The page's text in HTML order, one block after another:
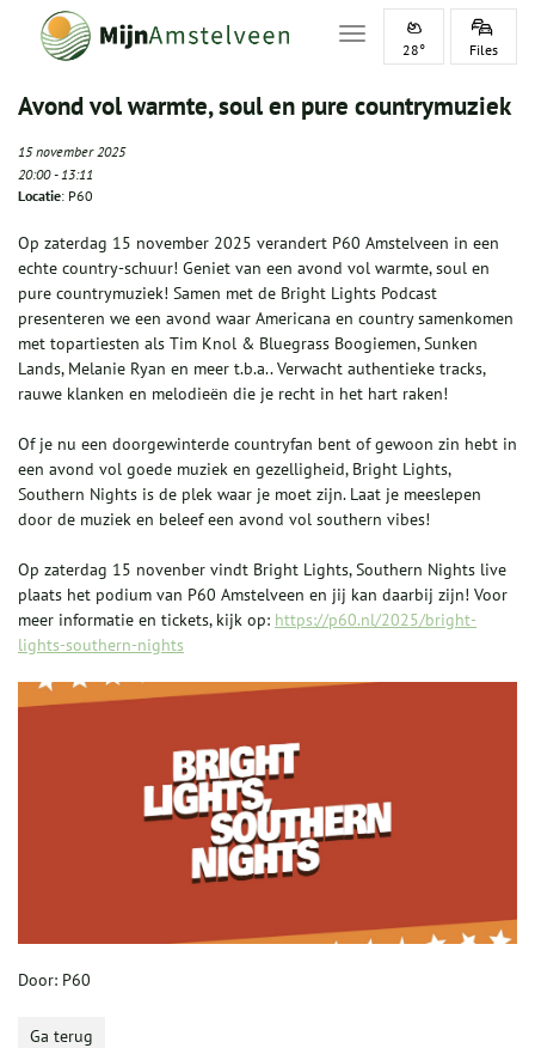
Toggle navigation
28° Files
Avond vol warmte, soul en pure countrymuziek
15 november 2025
20:00-13:11
Locatie: P60
Op zaterdag 15 november 2025 verandert P60 Amstelveen in een
echte country-schuur! Geniet van een avond vol warmte, soul en
pure countrymuziek! Samen met de Bright Lights Podcast
presenteren we een avond waar Americana en country samenkomen
met topartiesten als Tim Knol & Bluegrass Boogiemen, Sunken
Lands, Melanie Ryan en meer t.b.a.. Verwacht authentieke tracks,
rauwe klanken en melodieën die je recht in het hart raken!
Of je nu een doorgewinterde countryfan bent of gewoon zin hebt in
een avond vol goede muziek en gezelligheid, Bright Lights,
Southern Nights is de plek waar je moet zijn. Laat je meeslepen
door de muziek en beleef een avond vol southern vibes!
Op zaterdag 15 novenber vindt Bright Lights, Southern Nights live
plaats het podium van P60 Amstelveen en jij kan daarbij zijn! Voor
meer informatie en tickets, kijk op: https://p60.nl/2025/bright-
lights-southern-nights
Door: P60
Ga terug